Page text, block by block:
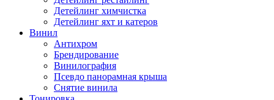
Детейлинг химчистка
Детейлинг яхт и катеров
Винил
Антихром
Брендирование
Винилография
Псевдо панорамная крыша
Снятие винила